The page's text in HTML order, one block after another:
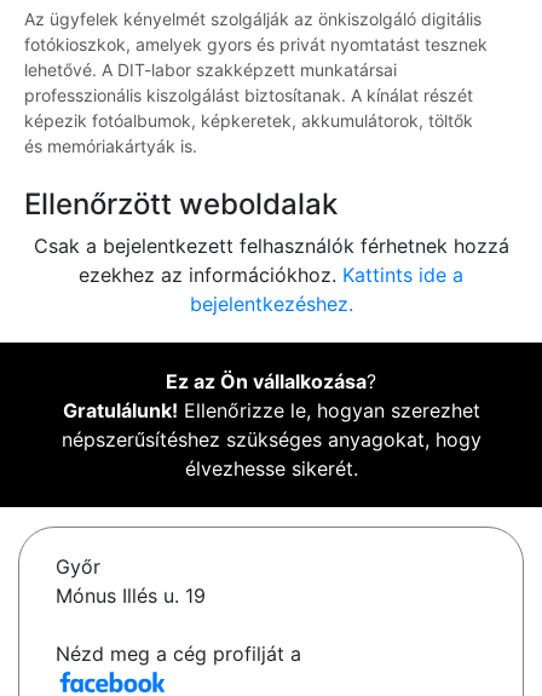
Az ügyfelek kényelmét szolgálják az önkiszolgáló digitális
fotókioszkok, amelyek gyors és privát nyomtatást tesznek
lehetővé. A DIT-labor szakképzett munkatársai
professzionális kiszolgálást biztosítanak. A kínálat részét
képezik fotóalbumok, képkeretek, akkumulátorok, töltők
és memóriakártyák is.
Ellenőrzött weboldalak
Csak a bejelentkezett felhasználók férhetnek hozzá
ezekhez az információkhoz. Kattints ide a
bejelentkezéshez.
Ez az Ön vállalkozása?
Gratulálunk! Ellenőrizze le, hogyan szerezhet
népszerűsítéshez szükséges anyagokat, hogy
élvezhesse sikerét.
Győr
Mónus Illés u. 19
Nézd meg a cég profilját a